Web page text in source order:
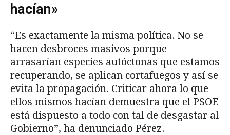
hacían»
“Es exactamente la misma política. No se
hacen desbroces masivos porque
arrasarían especies autóctonas que estamos
recuperando, se aplican cortafuegos y así se
evita la propagación. Criticar ahora lo que
ellos mismos hacían demuestra que el PSOE
está dispuesto a todo con tal de desgastar al
Gobierno”, ha denunciado Pérez.